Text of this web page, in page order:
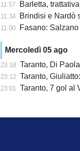
11:57 Barletta,
11:34 Brindisi e Nardò
11:00 Fasano:
Mercoledì 05 ago
23:18 Taranto, Di
23:12 Taranto,
23:01 Taranto, 7 gol al